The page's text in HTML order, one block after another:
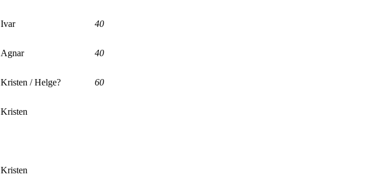
Ivar 40
Agnar 40
Kristen / Helge? 60
Kristen
Kristen